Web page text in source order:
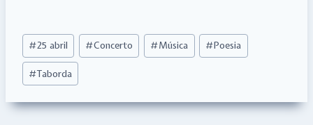
Post
Tags:
#25 abril #Concerto #Música #Poesia
#Taborda